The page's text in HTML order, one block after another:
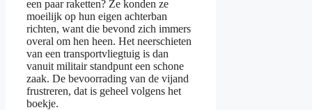
een paar raketten? Ze konden ze
moeilijk op hun eigen achterban
richten, want die bevond zich immers
overal om hen heen. Het neerschieten
van een transportvliegtuig is dan
vanuit militair standpunt een schone
zaak. De bevoorrading van de vijand
frustreren, dat is geheel volgens het
boekje.